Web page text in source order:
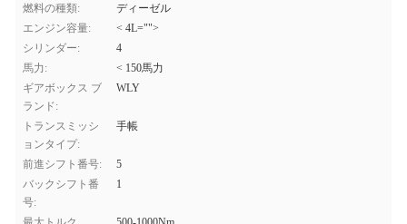
燃料の種類:
ディーゼル
エンジン容量:
< 4L="">
シリンダー:
4
馬力:
< 150馬力
ギアボックス ブ
ランド:
WLY
トランスミッシ
ョンタイプ:
手帳
前進シフト番号:
5
バックシフト番
号:
1